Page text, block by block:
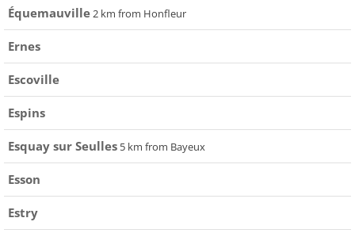
Équemauville2 km from Honfleur
Ernes
Escoville
Espins
Esquay sur Seulles 5 km from Bayeux
Esson
Estry